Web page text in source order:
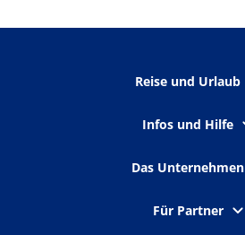
Reise und Urlaub
Infos und Hilfe
Das Unternehmen
Für Partner